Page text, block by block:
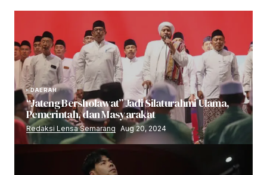
DAERAH
“Jateng Bersholawat” Jadi Silaturahmi Ulama,
Pemerintah, dan Masyarakat
Redaksi Lensa Semarang Aug 20, 2024